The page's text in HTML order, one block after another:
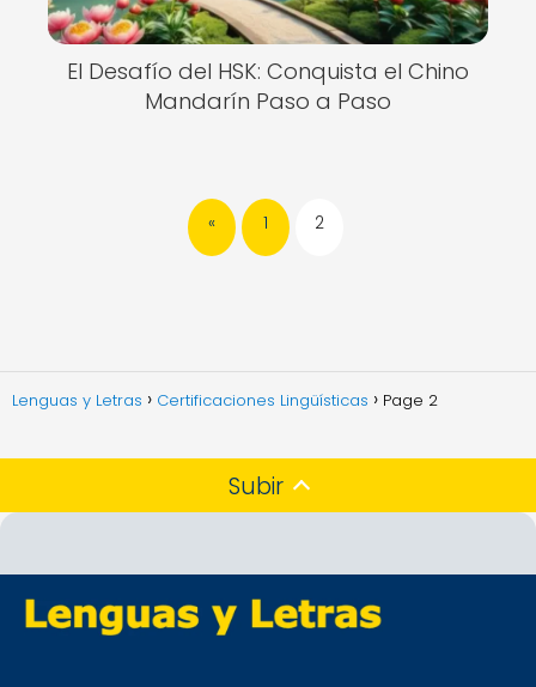
El Desafío del HSK: Conquista el Chino
Mandarín Paso a Paso
« 1 2
Lenguas y Letras Certificaciones Lingüísticas Page 2
Subir